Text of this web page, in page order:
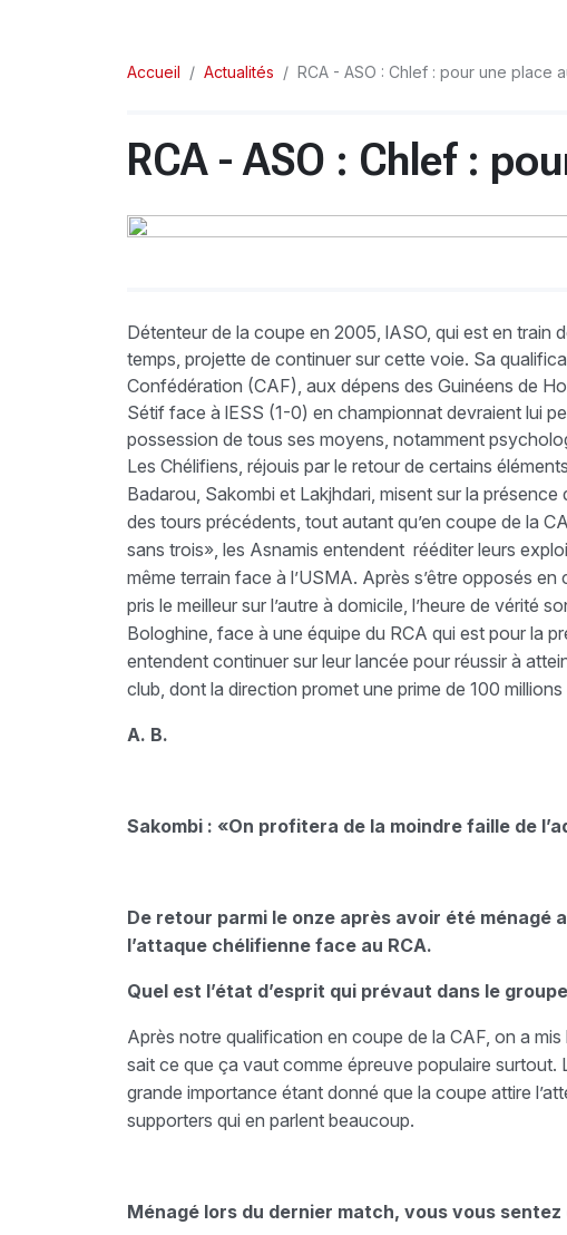
Accueil Actualités RCA - ASO : Chlef : pour une place
RCA - ASO : Chlef :
Détenteur de la coupe en 2005, lASO, qui est en train
temps, projette de continuer sur cette voie. Sa
Confédération (CAF), aux dépens des Guinéens de
Sétif face à lESS (1-0) en championnat devraient lui
possession de tous ses moyens, notamment
Les Chélifiens, réjouis par le retour de certains
Badarou, Sakombi et Lakjhdari, misent sur la
des tours précédents, tout autant qu’en coupe de la
sans trois», les Asnamis entendent rééditer leurs
même terrain face à l’USMA. Après s’être opposés
pris le meilleur sur l’autre à domicile, l’heure de vérité
Bologhine, face à une équipe du RCA qui est pour la
entendent continuer sur leur lancée pour réussir à
club, dont la direction promet une prime de 100
A. B.
Sakombi : «On profitera de la moindre faille de
De retour parmi le onze après avoir été ménagé
l’attaque chélifienne face au RCA.
Quel est l’état d’esprit qui prévaut dans le
Après notre qualification en coupe de la CAF, on a
sait ce que ça vaut comme épreuve populaire surtout.
grande importance étant donné que la coupe attire
supporters qui en parlent beaucoup.
Ménagé lors du dernier match, vous vous sentez